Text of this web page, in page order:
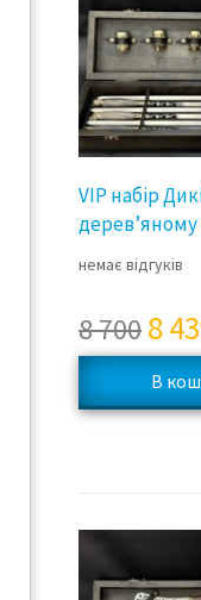
VIP набір
дерев’яному
немає відгуків
8 7008